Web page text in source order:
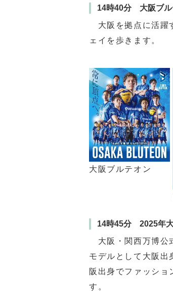
14時40分 大阪ブル
大阪を拠点に活躍
ェイを歩きます。
大阪ブルテオン
14時45分 2025年
大阪・関西万博公
モデルとして大阪出
阪出身でファッショ
す。